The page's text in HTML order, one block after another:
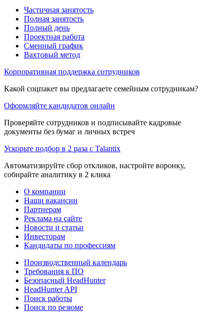
Частичная занятость
Полная занятость
Полный день
Проектная работа
Сменный график
Вахтовый метод
Корпоративная поддержка сотрудников
Какой соцпакет вы предлагаете семейным сотрудникам?
Оформляйте кандидатов онлайн
Проверяйте сотрудников и подписывайте кадровые
документы без бумаг и личных встреч
Ускорьте подбор в 2 раза с Talantix
Автоматизируйте сбор откликов, настройте воронку,
собирайте аналитику в 2 клика
О компании
Наши вакансии
Партнерам
Реклама на сайте
Новости и статьи
Инвесторам
Кандидаты по профессиям
Производственный календарь
Требования к ПО
Безопасный HeadHunter
HeadHunter API
Поиск работы
Поиск по резюме